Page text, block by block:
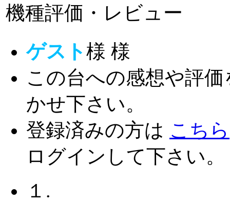
機種評価・レビュー
ゲスト様 様
この台への感想や評価
かせ下さい。
登録済みの方は こちら
ログインして下さい。
１.